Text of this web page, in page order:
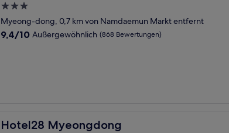
3.0-
Sterne-
Unterkunft
Myeong-dong, 0,7 km von Namdaemun Markt entfernt
9.4
9,4/10 Außergewöhnlich (868 Bewertungen)
Hotel28 Myeongdong
Hotel28 Myeongdong